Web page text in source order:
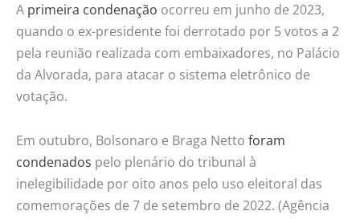
A primeira condenação ocorreu em junho de 2023,
quando o ex-presidente foi derrotado por 5 votos a 2
pela reunião realizada com embaixadores, no Palácio
da Alvorada, para atacar o sistema eletrônico de
votação.
Em outubro, Bolsonaro e Braga Netto foram
condenados pelo plenário do tribunal à
inelegibilidade por oito anos pelo uso eleitoral das
comemorações de 7 de setembro de 2022. (Agência